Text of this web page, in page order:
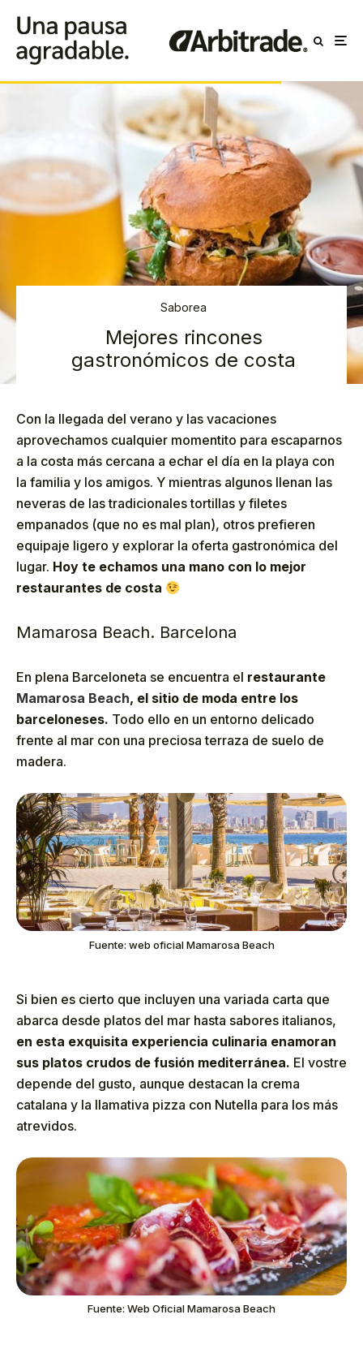
Saborea
Mejores rincones
gastronómicos de costa
Con la llegada del verano y las vacaciones
aprovechamos cualquier momentito para escaparnos
a la costa más cercana a echar el día en la playa con
la familia y los amigos. Y mientras algunos llenan las
neveras de las tradicionales tortillas y filetes
empanados (que no es mal plan), otros prefieren
equipaje ligero y explorar la oferta gastronómica del
lugar. Hoy te echamos una mano con lo mejor
restaurantes de costa
Mamarosa Beach. Barcelona
En plena Barceloneta se encuentra el restaurante
Mamarosa Beach, el sitio de moda entre los
barceloneses. Todo ello en un entorno delicado
frente al mar con una preciosa terraza de suelo de
madera.
Fuente: web oficial Mamarosa Beach
Si bien es cierto que incluyen una variada carta que
abarca desde platos del mar hasta sabores italianos,
en esta exquisita experiencia culinaria enamoran
sus platos crudos de fusión mediterránea. El vostre
depende del gusto, aunque destacan la crema
catalana y la llamativa pizza con Nutella para los más
atrevidos.
Fuente: Web Oficial Mamarosa Beach